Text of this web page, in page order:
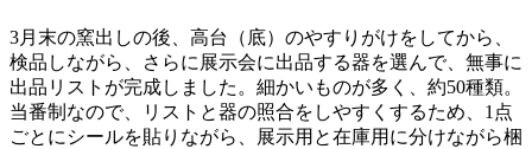
3月末の窯出しの後、高台（底）のやすりがけをしてから、
検品しながら、さらに展示会に出品する器を選んで、無事に
出品リストが完成しました。細かいものが多く、約50種類。
当番制なので、リストと器の照合をしやすくするため、1点
ごとにシールを貼りながら、展示用と在庫用に分けながら梱